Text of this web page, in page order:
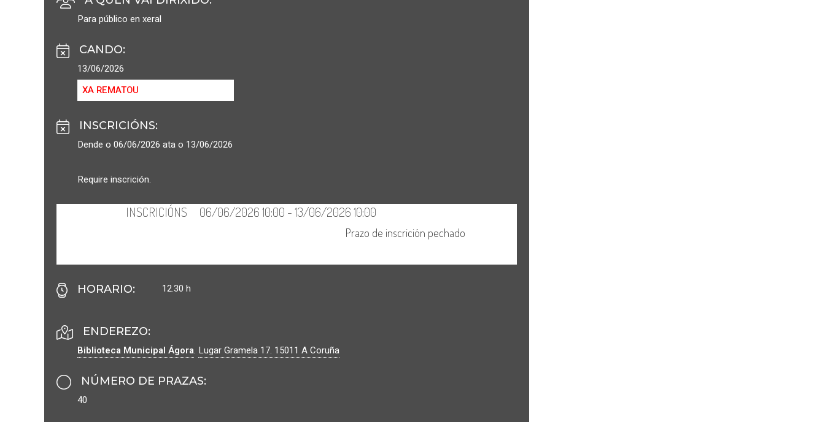
Para público en xeral
CANDO:
13/06/2026
XA REMATOU
INSCRICIÓNS:
Dende o 06/06/2026 ata o 13/06/2026
Require inscrición.
HORARIO: 12.30 h
ENDEREZO:
Biblioteca Municipal Ágora. Lugar Gramela 17. 15011 A Coruña
NÚMERO DE PRAZAS:
40